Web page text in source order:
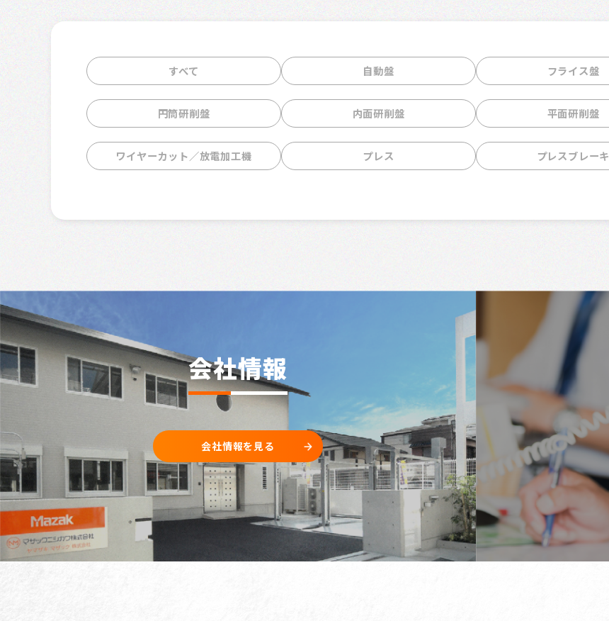
すべて 自動盤 フライス盤
円筒研削盤 内面研削盤 平面研削盤
ワイヤーカット／放電加工機 プレス プレスブレーキ
会社情報
会社情報を見る